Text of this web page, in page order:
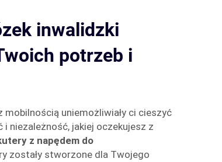
inwalidzki
potrzeb i
mobilnością uniemożliwiały ci cieszyć
niezależność, jakiej oczekujesz z
z napędem do
zostały stworzone dla Twojego